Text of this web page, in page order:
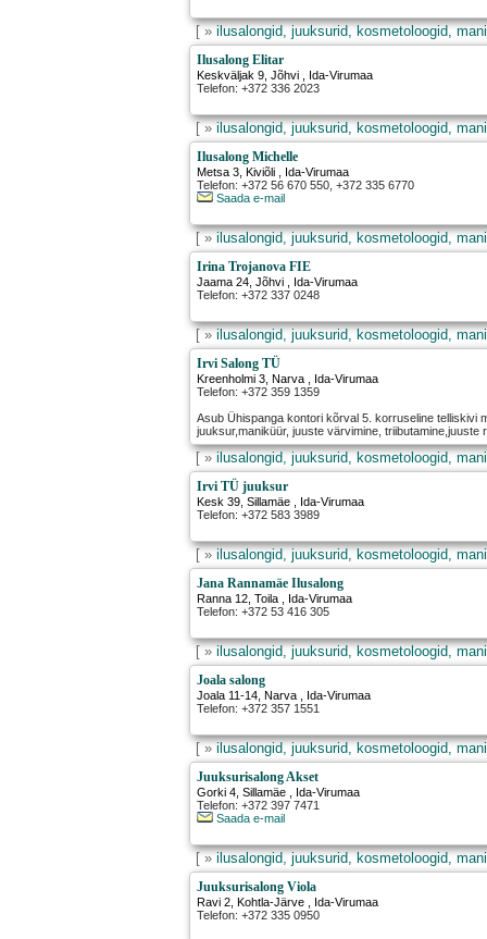
[ »ilusalongid, juuksurid, kosmetoloogid,
Ilusalong Elitar
Keskväljak 9 ,Jõhvi , Ida-Virumaa
Telefon: +372 336 2023
[ »ilusalongid, juuksurid, kosmetoloogid,
Ilusalong Michelle
Metsa 3 Kiviõli , Ida-Virumaa
Telefon: +372 56 670 550, +372 335 6770
Saada e-mail
[ »ilusalongid, juuksurid, kosmetoloogid,
Irina Trojanova FIE
Jaama 24 ,Jõhvi , Ida-Virumaa
Telefon: +372 337 0248
[ »ilusalongid, juuksurid, kosmetoloogid,
Irvi Salong TÜ
Kreenholmi 3 Narva , Ida-Virumaa
Telefon: +372 359 1359
Asub Ühispanga kontori kõrval 5. korruseline telliskivi
juuksur,maniküür, juuste värvimine, triibutamine,juuste
[ »ilusalongid, juuksurid, kosmetoloogid,
Irvi TÜ juuksur
Kesk 39 ,Sillamäe , Ida-Virumaa
Telefon: +372 583 3989
[ »ilusalongid, juuksurid, kosmetoloogid,
Jana Rannamäe Ilusalong
Ranna 12 ,Toila , Ida-Virumaa
Telefon: +372 53 416 305
[ »ilusalongid, juuksurid, kosmetoloogid,
Joala salong
Joala 11-14 Narva , Ida-Virumaa
Telefon: +372 357 1551
[ »ilusalongid, juuksurid, kosmetoloogid,
Juuksurisalong Akset
Gorki 4 ,Sillamäe , Ida-Virumaa
Telefon: +372 397 7471
Saada e-mail
[ »ilusalongid, juuksurid, kosmetoloogid,
Juuksurisalong Viola
Ravi 2 Kohtla-Järve , Ida-Virumaa
Telefon: +372 335 0950